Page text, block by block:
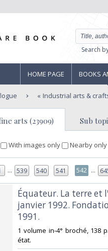
Search
HOME PAGE BOOKS
Industrial arts &
arts (23909) Sub
With images only Nearby only
... 539 540 541 542 ...
‎Équateur. La terre et
janvier 1992.
1991.‎
‎1 volume in-4° broché, 138
état. ‎